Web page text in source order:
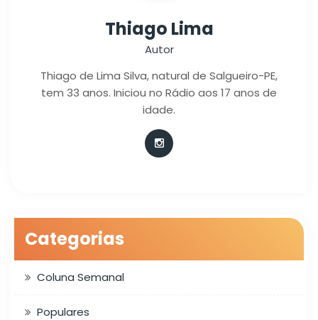
Thiago Lima
Autor
Thiago de Lima Silva, natural de Salgueiro-PE,
tem 33 anos. Iniciou no Rádio aos 17 anos de
idade.
Categorias
Coluna Semanal
Populares